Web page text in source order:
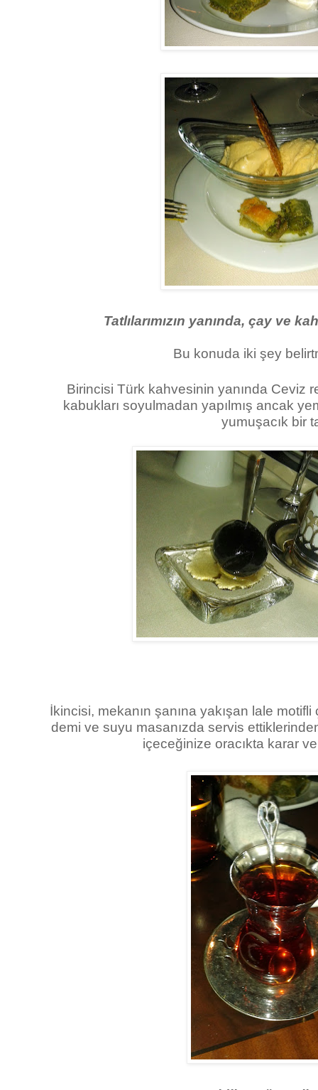
Tatlılarımızın yanında, çay ve
Bu konuda iki şey
Birincisi Türk kahvesinin yanında Ceviz
kabukları soyulmadan yapılmış ancak
yumuşacık bir
İkincisi, mekanın şanına yakışan lale
demi ve suyu masanızda servis
içeceğinize oracıkta karar